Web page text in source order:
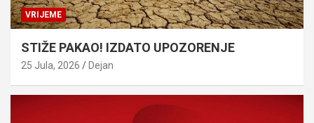
VRIJEME
STIŽE PAKAO! IZDATO UPOZORENJE
25 Jula, 2026 Dejan